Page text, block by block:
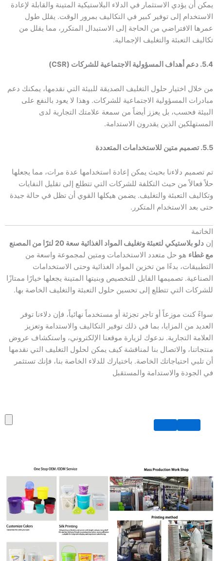
يمكن أن يؤدي الاستثمار في الدلاء البلاستيكية المتينة والقابلة لإعادة
الاستخدام إلى توفير كبير في التكاليف بمرور الوقت. يقلل طول
عمرها الافتراضي من الحاجة إلى الاستبدال المتكرر، مما يقلل من
تكاليف التعبئة والتغليف الإجمالية.
5.4. دعم أهداف المسؤولية الاجتماعية للشركات (CSR)
من خلال اختيار حلول التغليف الصديقة للبيئة التي نقدمها، يمكنك دعم
مبادرات المسؤولية الاجتماعية للشركات. وهذا لا يعود بالنفع على
البيئة فحسب، بل يعزز أيضاً من سمعة علامتك التجارية لدى
المستهلكين الذين يقدرون الاستدامة.
5.5. تصميم متين للاستخدامات المتعددة
تم تصميم دلاءنا بحيث يمكن إعادة استخدامها عدة مرات، مما يجعلها
حلاً فعالاً من حيث التكلفة للشركات التي تتطلع إلى تقليل النفايات
وتكاليف التعبئة والتغليف. يضمن هيكلها القوي أن تظل في حالة جيدة
حتى بعد الاستخدام المتكرر.
الخاتمة
إن
دلو بلاستيكي لتعبئة وتغليف المواد الغذائية سعة 20 لترًا من المصنع
مع غطاء هو حل متعدد الاستخدامات ومتين لمجموعة واسعة من
التطبيقات، بدءًا من تخزين المواد الغذائية وحتى الاستخدامات
الصناعية. تصميمها القابل للتخصيص وبنيتها المتينة يجعلها خيارًا ممتازًا
للشركات التي تتطلع إلى تحسين حلول التعبئة والتغليف الخاصة بها.
سواءً كنت موزعاً أو تاجر تجزئة أو مستخدماً نهائياً، فإن دلاءنا توفر
العديد من المزايا، بما في ذلك توفير التكاليف والاستدامة وتعزيز
العلامة التجارية. ندعوك لزيارة موقعنا الإلكتروني، واستكشاف عروض
منتجاتنا، والاتصال بنا لمناقشة كيف يمكن لحلول التغليف التي نقدمها
أن تلبي احتياجاتك الخاصة. باختيارك للدلاء الخاصة بنا، فإنك تستثمر
في الجودة والاستدامة والمستقبل